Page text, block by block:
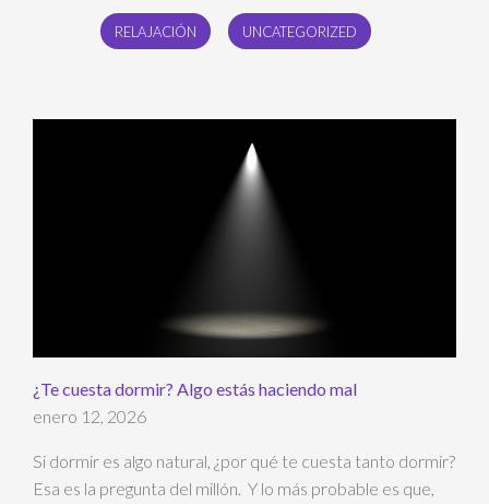
RELAJACIÓN UNCATEGORIZED
¿Te cuesta dormir? Algo estás haciendo mal
enero 12, 2026
Si dormir es algo natural, ¿por qué te cuesta tanto dormir?
Esa es la pregunta del millón. Y lo más probable es que,